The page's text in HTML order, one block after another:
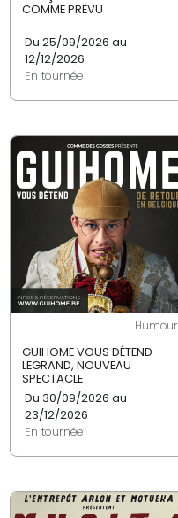
COMME PRÉVU
Du 25/09/2026 au
12/12/2026
En tournée
Humour
GUIHOME VOUS DÉTEND -
LEGRAND, NOUVEAU
SPECTACLE
Du 30/09/2026 au
23/12/2026
En tournée